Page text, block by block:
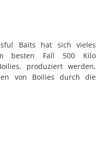
Baits hat sich vieles
besten Fall 500 Kilo
produziert werden,
von Boilies durch die